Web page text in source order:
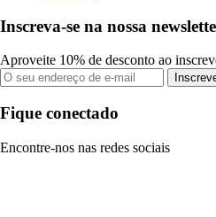
Inscreva-se na nossa
Aproveite 10% de desconto ao
Fique conectado
Encontre-nos nas redes sociais